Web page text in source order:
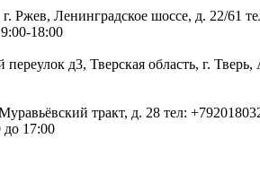
Ржев, Ленинградское шоссе, д. 22/61
18:00
д3, Тверская область, г.
тракт, д. 28 тел:
до 17:00